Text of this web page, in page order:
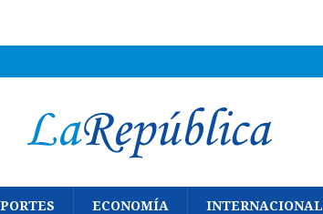
ECONOMÍA INTERNACIONAL